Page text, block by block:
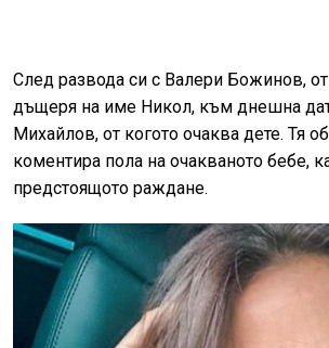
След развода си с Валери Божинов,
дъщеря на име Никол, към днешна
Михайлов, от когото очаква дете. Тя
коментира пола на очакваното бебе,
предстоящото раждане.